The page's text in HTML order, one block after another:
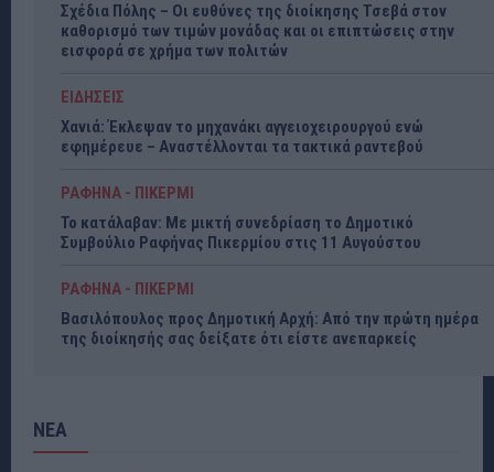
Σχέδια Πόλης – Οι ευθύνες της διοίκησης Τσεβά στον
καθορισμό των τιμών μονάδας και οι επιπτώσεις στην
εισφορά σε χρήμα των πολιτών
ΕΙΔΗΣΕΙΣ
Χανιά: Έκλεψαν το μηχανάκι αγγειοχειρουργού ενώ
εφημέρευε – Αναστέλλονται τα τακτικά ραντεβού
ΡΑΦΗΝΑ - ΠΙΚΕΡΜΙ
Το κατάλαβαν: Με μικτή συνεδρίαση το Δημοτικό
Συμβούλιο Ραφήνας Πικερμίου στις 11 Αυγούστου
ΡΑΦΗΝΑ - ΠΙΚΕΡΜΙ
Βασιλόπουλος προς Δημοτική Αρχή: Από την πρώτη ημέρα
της διοίκησής σας δείξατε ότι είστε ανεπαρκείς
ΝΕΑ